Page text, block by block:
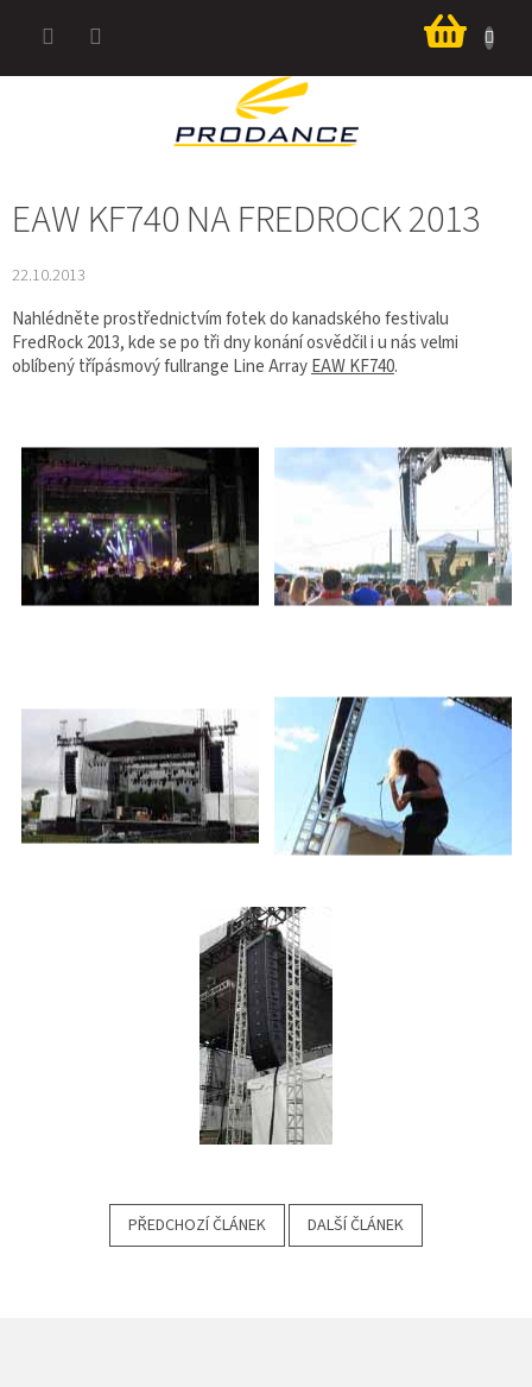
košík
EAW KF740 NA FREDROCK 2013
22.10.2013
Nahlédněte prostřednictvím fotek do kanadského festivalu
FredRock 2013, kde se po tři dny konání osvědčil i u nás velmi
oblíbený třípásmový fullrange Line ArrayEAW KF740.
PŘEDCHOZÍ ČLÁNEK DALŠÍ ČLÁNEK